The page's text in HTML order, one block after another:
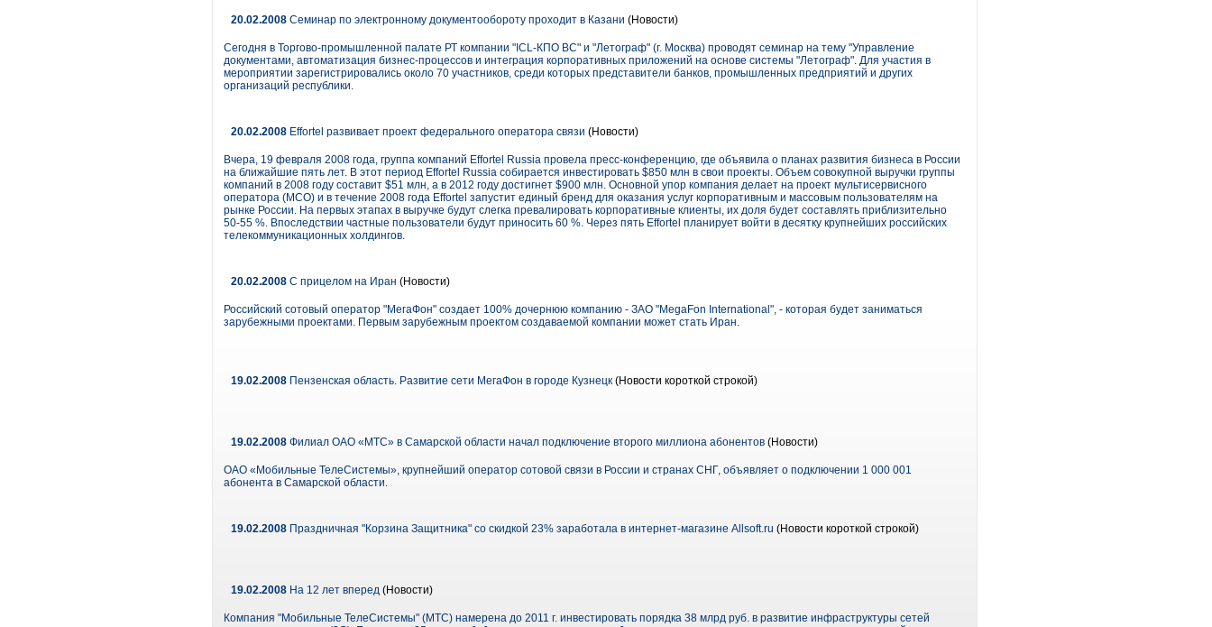
20.02.2008 Семинар по электронному документообороту проходит в Казани (Новости)
Сегодня в Торгово-промышленной палате РТ компании "ICL-КПО ВС" и "Летограф" (г. Москва) проводят семинар на тему "Управление
документами, автоматизация бизнес-процессов и интеграция корпоративных приложений на основе системы "Летограф". Для участия в
мероприятии зарегистрировались около 70 участников, среди которых представители банков, промышленных предприятий и других
организаций республики.
20.02.2008 Effortel развивает проект федерального оператора связи (Новости)
Вчера, 19 февраля 2008 года, группа компаний Effortel Russia провела пресс-конференцию, где объявила о планах развития бизнеса в России
на ближайшие пять лет. В этот период Effortel Russia собирается инвестировать $850 млн в свои проекты. Объем совокупной выручки группы
компаний в 2008 году составит $51 млн, а в 2012 году достигнет $900 млн. Основной упор компания делает на проект мультисервисного
оператора (МСО) и в течение 2008 года Effortel запустит единый бренд для оказания услуг корпоративным и массовым пользователям на
рынке России. На первых этапах в выручке будут слегка превалировать корпоративные клиенты, их доля будет составлять приблизительно
50-55 %. Впоследствии частные пользователи будут приносить 60 %. Через пять Effortel планирует войти в десятку крупнейших российских
телекоммуникационных холдингов.
20.02.2008 С прицелом на Иран (Новости)
Российский сотовый оператор "МегаФон" создает 100% дочернюю компанию - ЗАО "MegaFon International", - которая будет заниматься
зарубежными проектами. Первым зарубежным проектом создаваемой компании может стать Иран.
19.02.2008 Пензенская область. Развитие сети МегаФон в городе Кузнецк (Новости короткой строкой)
19.02.2008 Филиал ОАО «МТС» в Самарской области начал подключение второго миллиона абонентов (Новости)
ОАО «Мобильные ТелеСистемы», крупнейший оператор сотовой связи в России и странах СНГ, объявляет о подключении 1 000 001
абонента в Самарской области.
19.02.2008 Праздничная "Корзина Защитника" со скидкой 23% заработала в интернет-магазине Allsoft.ru (Новости короткой строкой)
19.02.2008 На 12 лет вперед (Новости)
Компания "Мобильные ТелеСистемы" (МТС) намерена до 2011 г. инвестировать порядка 38 млрд руб. в развитие инфраструктуры сетей